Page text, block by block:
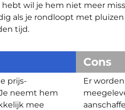
wil je hem niet meer
als je rondloopt met
tijd.
prijs-
neemt hem
mee
Cons
Er